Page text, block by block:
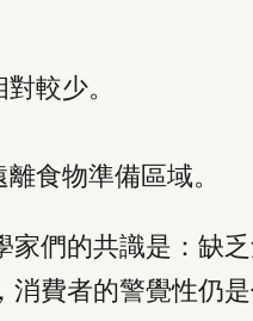
較少。
食物準備區域。
們的共識是：缺
費者的警覺性仍